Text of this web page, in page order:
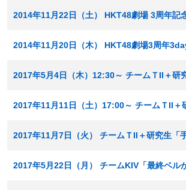
2014年11月22日（土） HKT48劇場 3周年記
2014年11月20日（木） HKT48劇場3周年
2017年5月4日（木）12:30～ チームＴII＋研
2017年11月11日（土）17:00～ チームＴII
2017年11月7日（火） チームＴII＋研究生「
2017年5月22日（月） チームKIV「最終ベル